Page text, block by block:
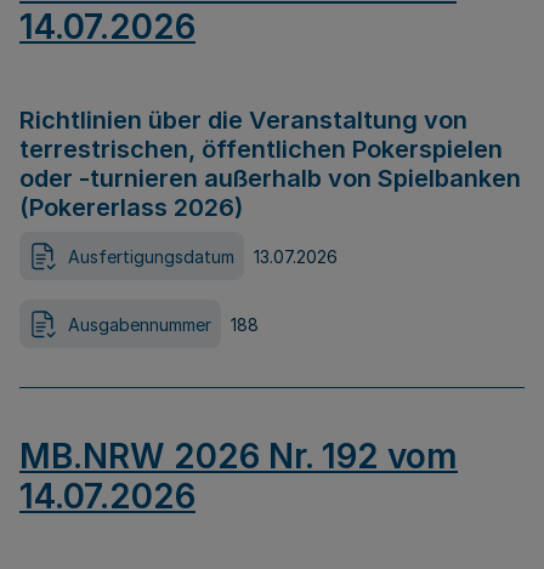
14.07.2026
Richtlinien über die Veranstaltung von
terrestrischen, öffentlichen Pokerspielen
oder -turnieren außerhalb von Spielbanken
(Pokererlass 2026)
Ausfertigungsdatum 13.07.2026
Ausgabennummer 188
MB.NRW 2026 Nr. 192 vom
14.07.2026